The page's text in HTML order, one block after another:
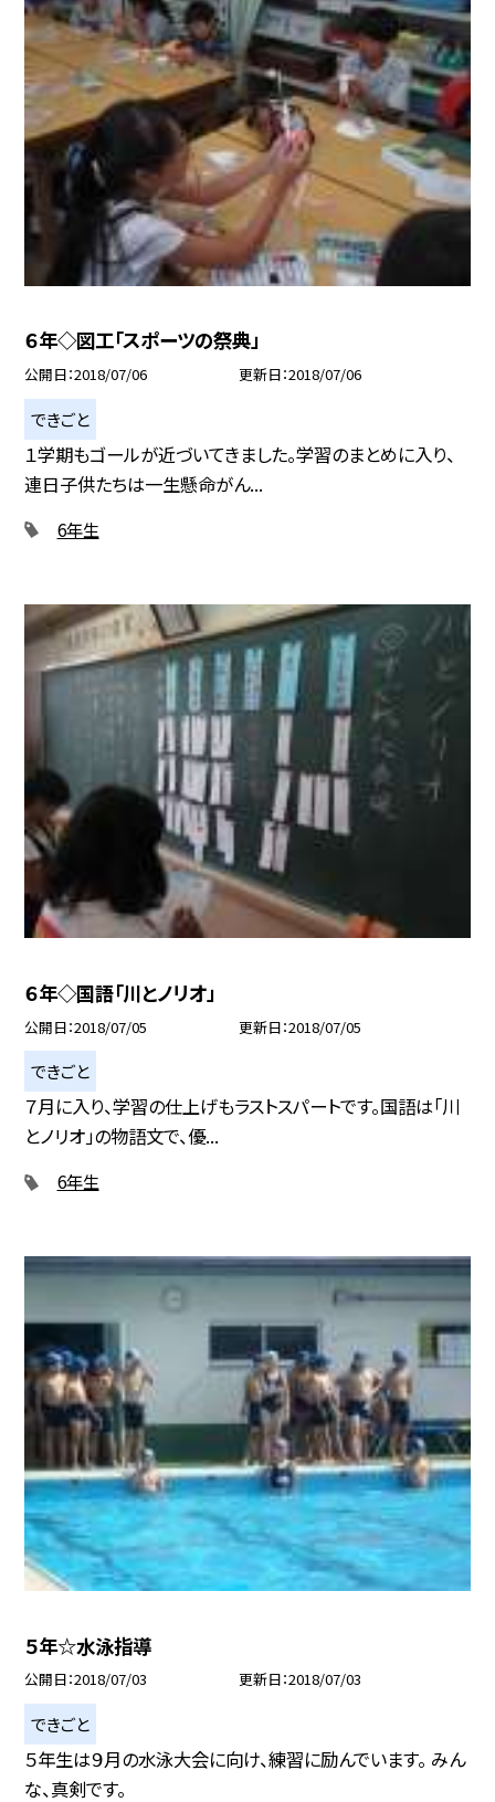
６年◇図工「スポーツの祭典」
公開日 2018/07/06 更新日 2018/07/06
できごと
１学期もゴールが近づいてきました。学習のまとめに入り、
連日子供たちは一生懸命がん...
6年生
６年◇国語「川とノリオ」
公開日 2018/07/05 更新日 2018/07/05
できごと
７月に入り、学習の仕上げもラストスパートです。国語は「川
とノリオ」の物語文で、優...
6年生
５年☆水泳指導
公開日 2018/07/03 更新日 2018/07/03
できごと
５年生は９月の水泳大会に向け、練習に励んでいます。 みん
な、真剣です。